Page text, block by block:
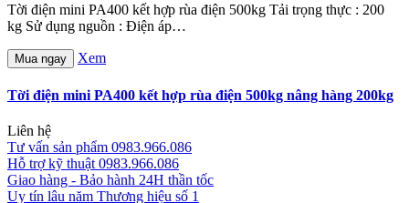
Tời điện mini PA400 kết hợp rùa điện 500kg Tải trọng thực : 200
kg Sử dụng nguồn : Điện áp…
Mua ngay Xem
Tời điện mini PA400 kết hợp rùa điện 500kg nâng hàng 200kg
Liên hệ
Tư vấn sản phẩm 0983.966.086
Hỗ trợ kỹ thuật 0983.966.086
Giao hàng - Bảo hành 24H thần tốc
Uy tín lâu năm Thương hiệu số 1